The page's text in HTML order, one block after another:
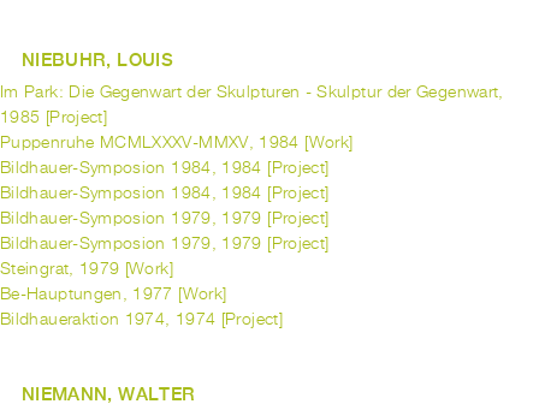
NIEBUHR, LOUIS
Im Park: Die Gegenwart der Skulpturen - Skulptur der Gegenwart,
1985 [Project]
Puppenruhe MCMLXXXV-MMXV, 1984 [Work]
Bildhauer-Symposion 1984, 1984 [Project]
Bildhauer-Symposion 1984, 1984 [Project]
Bildhauer-Symposion 1979, 1979 [Project]
Bildhauer-Symposion 1979, 1979 [Project]
Steingrat, 1979 [Work]
Be-Hauptungen, 1977 [Work]
Bildhaueraktion 1974, 1974 [Project]
NIEMANN, WALTER